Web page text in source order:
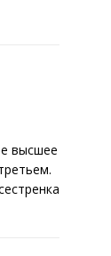
высшее